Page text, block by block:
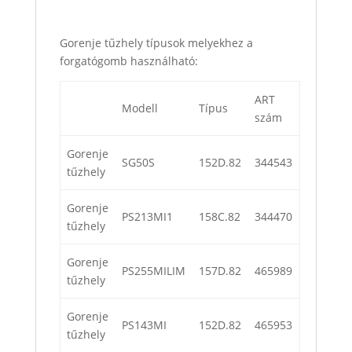
Gorenje tűzhely típusok melyekhez a
forgatógomb használható:
Modell Típus
ART
szám
Gorenje
tűzhely
SG50S 152D.82 344543
Gorenje
tűzhely
PS213MI1 158C.82 344470
Gorenje
tűzhely
PS255MILIM 157D.82 465989
Gorenje
tűzhely
PS143MI 152D.82 465953